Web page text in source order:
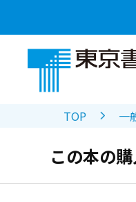
TOP 一
この本の